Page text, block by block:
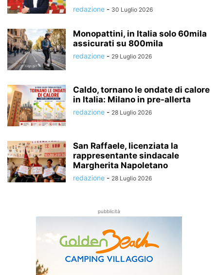
redazione - 30 Luglio 2026
Monopattini, in Italia solo 60mila
assicurati su 800mila
redazione - 29 Luglio 2026
Caldo, tornano le ondate di calore
in Italia: Milano in pre-allerta
redazione - 28 Luglio 2026
San Raffaele, licenziata la
rappresentante sindacale
Margherita Napoletano
redazione - 28 Luglio 2026
pubblicità